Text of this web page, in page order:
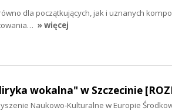
dla początkujących, jak i uznanych
» więcej
wokalna" w Szczecinie
Naukowo-Kulturalne w Europie